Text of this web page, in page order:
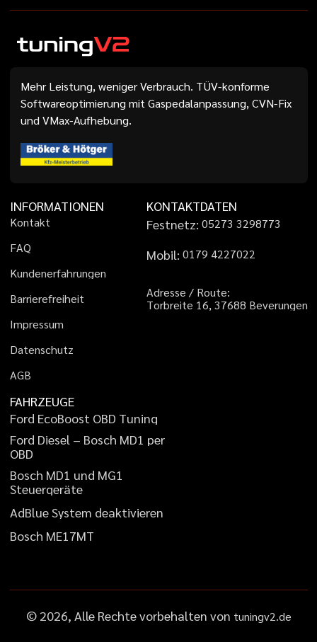
Mehr Leistung, weniger Verbrauch. TÜV-konforme
Softwareoptimierung mit Gaspedalanpassung, CVN-Fix
und VMax-Aufhebung.
INFORMATIONEN
Kontakt
FAQ
Kundenerfahrungen
Barrierefreiheit
Impressum
Datenschutz
AGB
KONTAKTDATEN
Festnetz: 05273 3298773
Mobil: 01 79 4227022
Adresse / Route:
Torbreite 16, 37688 Beverungen
FAHRZEUGE
Ford EcoBoost OBD Tuning
Ford Diesel – Bosch MD1 per
OBD
Bosch MD1 und MG1
Steuergeräte
AdBlueSystem deaktivieren
Bosch ME17MT
© 2026, Alle Rechte vorbehalten von tuningv2.de